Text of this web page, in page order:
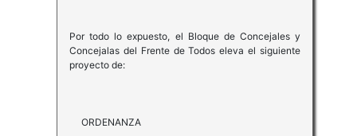
Por todo lo expuesto, el Bloque de Concejales y
Concejalas del Frente de Todos eleva el siguiente
proyecto de:
ORDENANZA